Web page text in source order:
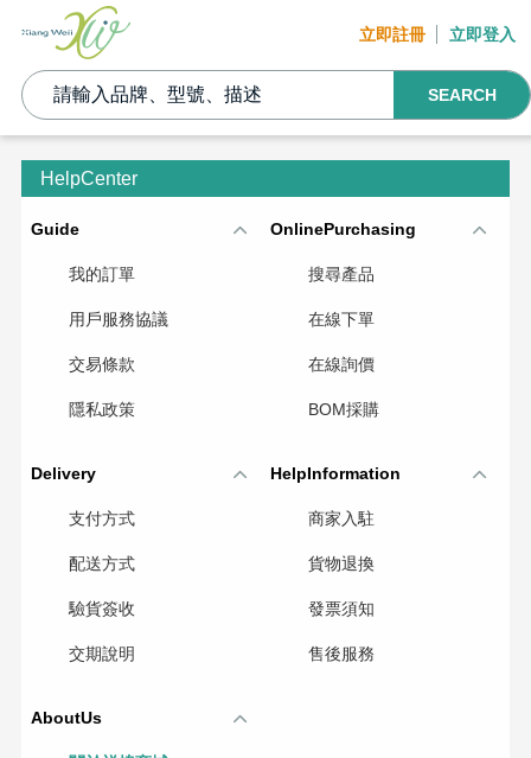
立即註冊 立即登入
SEARCH
HelpCenter
Guide
我的訂單
用戶服務協議
交易條款
隱私政策
OnlinePurchasing
搜尋產品
在線下單
在線詢價
BOM採購
Delivery
支付方式
配送方式
驗貨簽收
交期說明
HelpInformation
商家入駐
貨物退換
發票須知
售後服務
AboutUs